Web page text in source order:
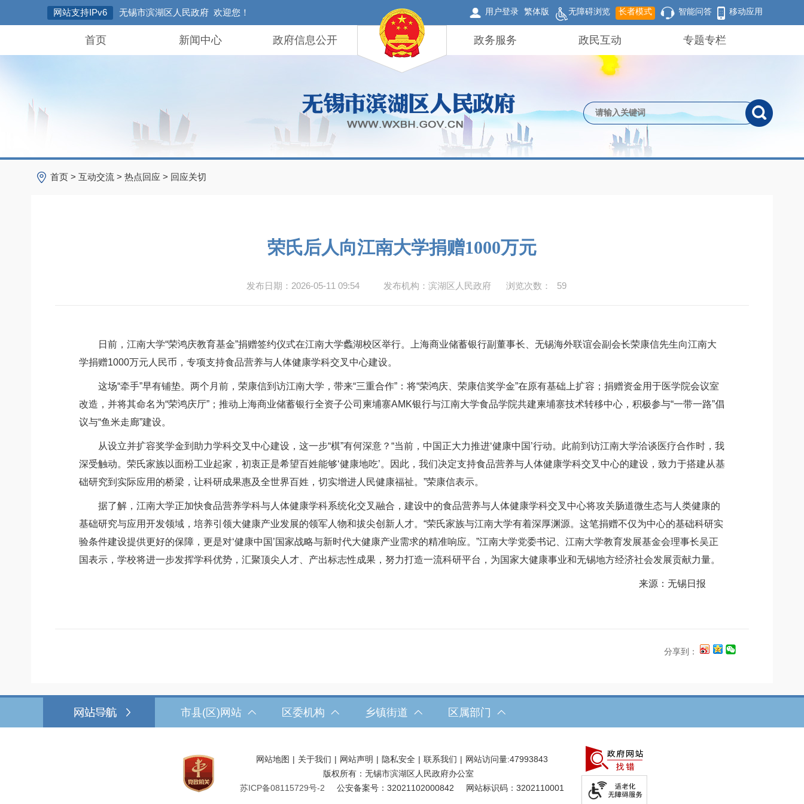
网站支持IPv6 无锡市滨湖区人民政府 欢迎您！ 用户登录 繁体版 无障碍浏览 长者模式 智能问答 移动应用
首页 新闻中心 政府信息公开 政务服务 政民互动 专题专栏
首页 > 互动交流 > 热点回应 > 回应关切
荣氏后人向江南大学捐赠1000万元
发布日期：2026-05-11 09:54 发布机构：滨湖区人民政府 浏览次数： 59
日前，江南大学“荣鸿庆教育基金”捐赠签约仪式在江南大学蠡湖校区举行。上海商业储蓄银行副董事长、无锡海外联谊会副会长荣康信先生向江南大
学捐赠1000万元人民币，专项支持食品营养与人体健康学科交叉中心建设。
这场“牵手”早有铺垫。两个月前，荣康信到访江南大学，带来“三重合作”：将“荣鸿庆、荣康信奖学金”在原有基础上扩容；捐赠资金用于医学院会议室
改造，并将其命名为“荣鸿庆厅”；推动上海商业储蓄银行全资子公司柬埔寨AMK银行与江南大学食品学院共建柬埔寨技术转移中心，积极参与“一带一路”倡
议与“鱼米走廊”建设。
从设立并扩容奖学金到助力学科交叉中心建设，这一步“棋”有何深意？“当前，中国正大力推进‘健康中国’行动。此前到访江南大学洽谈医疗合作时，我
深受触动。荣氏家族以面粉工业起家，初衷正是希望百姓能够‘健康地吃’。因此，我们决定支持食品营养与人体健康学科交叉中心的建设，致力于搭建从基
础研究到实际应用的桥梁，让科研成果惠及全世界百姓，切实增进人民健康福祉。”荣康信表示。
据了解，江南大学正加快食品营养学科与人体健康学科系统化交叉融合，建设中的食品营养与人体健康学科交叉中心将攻关肠道微生态与人类健康的
基础研究与应用开发领域，培养引领大健康产业发展的领军人物和拔尖创新人才。“荣氏家族与江南大学有着深厚渊源。这笔捐赠不仅为中心的基础科研实
验条件建设提供更好的保障，更是对‘健康中国’国家战略与新时代大健康产业需求的精准响应。”江南大学党委书记、江南大学教育发展基金会理事长吴正
国表示，学校将进一步发挥学科优势，汇聚顶尖人才、产出标志性成果，努力打造一流科研平台，为国家大健康事业和无锡地方经济社会发展贡献力量。
来源：无锡日报
分享到：
市县(区)网站 区委机构 乡镇街道 区属部门
网站地图 | 关于我们 | 网站声明 | 隐私安全 | 联系我们 | 网站访问量:47993843
版权所有：无锡市滨湖区人民政府办公室
苏ICP备08115729号-2
公安备案号：32021102000842 网站标识码：3202110001